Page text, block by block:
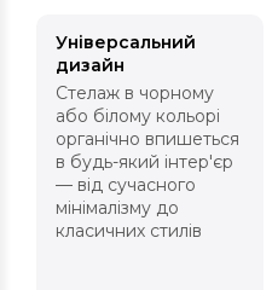
Універсальний
дизайн
Стелаж в чорному
або білому кольорі
органічно впишеться
в будь-який інтер'єр
— від сучасного
мінімалізму до
класичних стилів